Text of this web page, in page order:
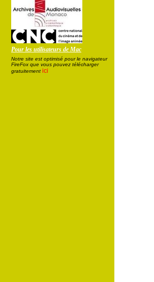
Pour les utilisateurs de Mac
Notre site est optimisé pour le navigateur
FireFox que vous pouvez télécharger
gratuitement ici